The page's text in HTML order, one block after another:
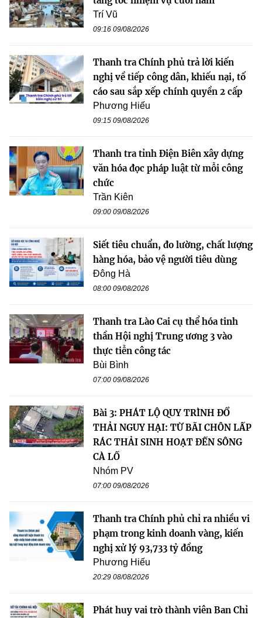
Trí Vũ
09:16 09/08/2026
Thanh tra Chính phủ trả lời kiến
nghị về tiếp công dân, khiếu nại, tố
cáo sau sắp xếp chính quyền 2 cấp
Phương Hiếu
09:15 09/08/2026
Thanh tra tỉnh Điện Biên xây dựng
văn hóa đọc pháp luật từ mỗi công
chức
Trần Kiên
09:00 09/08/2026
Siết tiêu chuẩn, đo lường, chất lượng
hàng hóa, bảo vệ người tiêu dùng
Đông Hà
08:00 09/08/2026
Thanh tra Lào Cai cụ thể hóa tinh
thần Hội nghị Trung ương 3 vào
thực tiễn công tác
Bùi Bình
07:00 09/08/2026
Bài 3: PHÁT LỘ QUY TRÌNH ĐỔ
THẢI NGUY HẠI: TỪ BÃI CHÔN LẤP
RÁC THẢI SINH HOẠT ĐẾN SÔNG
CÀ LỒ
Nhóm PV
07:00 09/08/2026
Thanh tra Chính phủ chỉ ra nhiều vi
phạm trong kinh doanh vàng, kiến
nghị xử lý 93,733 tỷ đồng
Phương Hiếu
20:29 08/08/2026
Phát huy vai trò thành viên Ban Chỉ